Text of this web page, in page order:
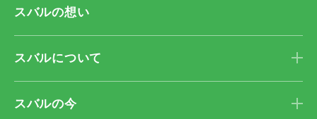
スバルの想い
スバルについて
スバルの今